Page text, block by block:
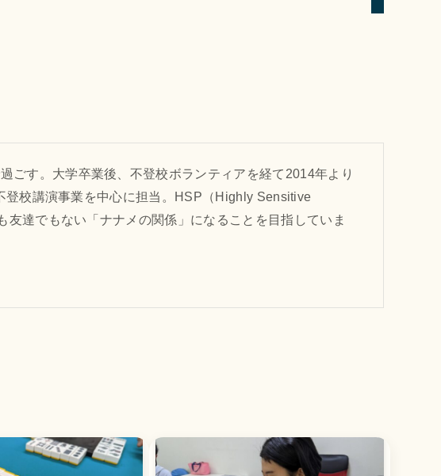
ごす。大学卒業後、不登校ボランティアを経て2014年より
校講演事業を中心に担当。HSP（Highly Sensitive
達でもない「ナナメの関係」になることを目指していま